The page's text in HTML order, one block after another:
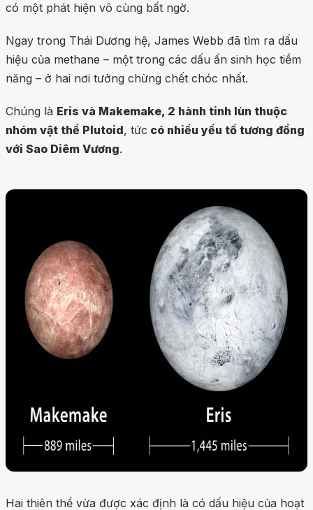
có một phát hiện vô cùng bất ngờ.
Ngay trong Thái Dương hệ, James Webb đã tìm ra dấu
hiệu của methane – một trong các dấu ấn sinh học tiềm
năng – ở hai nơi tưởng chừng chết chóc nhất.
Chúng là Eris và Makemake, 2 hành tinh lùn thuộc
nhóm vật thể Plutoid, tức có nhiều yếu tố tương đồng
với Sao Diêm Vương.
Hai thiên thể vừa được xác định là có dấu hiệu của hoạt